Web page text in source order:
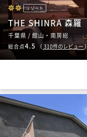
リゾート
THE SHINRA 森羅
千葉県 / 館山・南房総
総合点4.5 （ 310件のレビュー）